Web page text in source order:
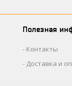
Полезная
Контакты
Доставка и